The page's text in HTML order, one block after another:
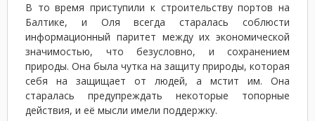
В то время приступили к строительству портов на
Балтике, и Оля всегда старалась соблюсти
информационный паритет между их экономической
значимостью, что безусловно, и сохранением
природы. Она была чутка на защиту природы, которая
себя на защищает от людей, а мстит им. Она
старалась предупреждать некоторые топорные
действия, и её мысли имели поддержку.